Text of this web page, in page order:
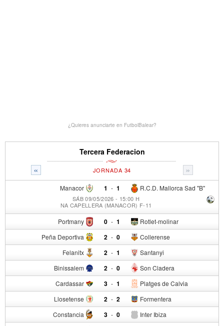
¿Quieres anunciarte en FutbolBalear?
Tercera Federacion
« »
JORNADA 34
Manacor 1 - R.C.D. Mallorca Sad "B"
1
SÁB 09/05/2026 - 15:00 H
NA CAPELLERA (MANACOR) F-11
Portmany 0 - Rotlet-molinar
1
Peña Deportiva 2 - Collerense
0
Felanitx 2 - Santanyi
1
Binissalem 2 - Son Cladera
0
Cardassar 3 - Platges de Calvia
1
Llosetense 2 - Formentera
2
Constancia 3 - Inter Ibiza
0